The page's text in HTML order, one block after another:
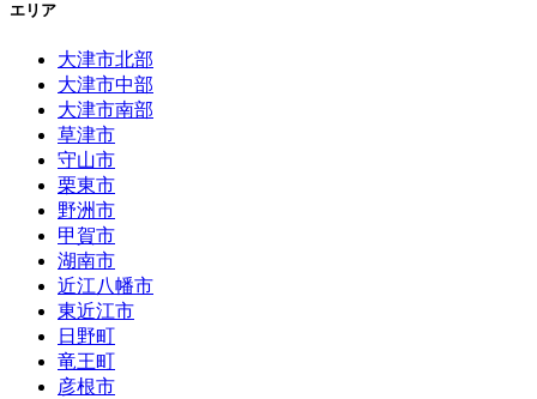
エリア
大津市北部
大津市中部
大津市南部
草津市
守山市
栗東市
野洲市
甲賀市
湖南市
近江八幡市
東近江市
日野町
竜王町
彦根市